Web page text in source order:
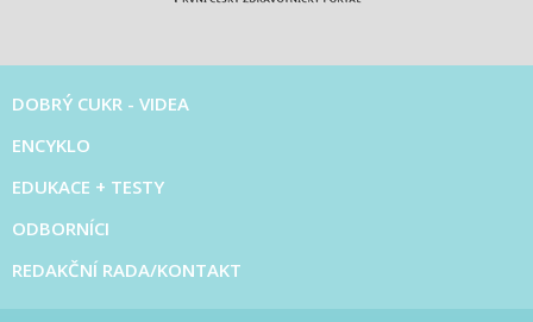
DOBRÝ CUKR - VIDEA
ENCYKLO
EDUKACE + TESTY
ODBORNÍCI
REDAKČNÍ RADA/KONTAKT